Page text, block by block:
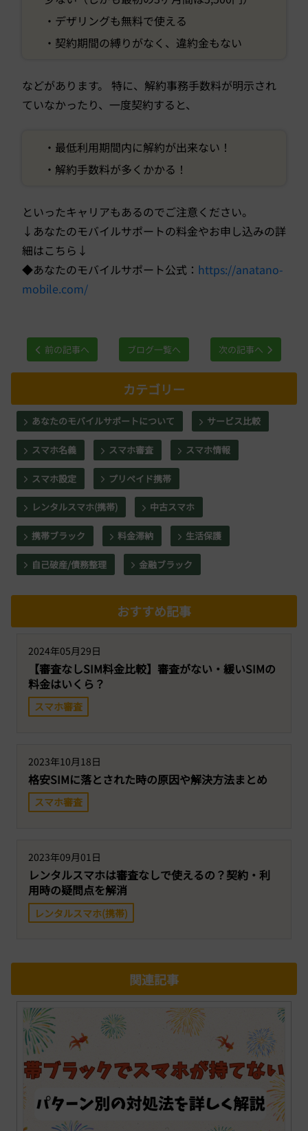
・デザリングも無料で使える
・契約期間の縛りがなく、違約金もない
などがあります。 特に、解約事務手数料が明示され
ていなかったり、一度契約すると、
・最低利用期間内に解約が出来ない！
・解約手数料が多くかかる！
といったキャリアもあるのでご注意ください。
↓あなたのモバイルサポートの料金やお申し込みの詳
細はこちら↓
◆あなたのモバイルサポート公式： https://anatano-
mobile.com/
前の記事へ ブログ一覧へ 次の記事へ
カテゴリー
あなたのモバイルサポートについて サービス比較
スマホ名義 スマホ審査 スマホ情報
スマホ設定 プリペイド携帯
レンタルスマホ(携帯) 中古スマホ
携帯ブラック 料金滞納 生活保護
自己破産/債務整理 金融ブラック
おすすめ記事
2024年05月29日
【審査なしSIM料金比較】審査がない・緩いSIMの
料金はいくら？
スマホ審査
2023年10月18日
格安SIMに落とされた時の原因や解決方法まとめ
スマホ審査
2023年09月01日
レンタルスマホは審査なしで使えるの？契約・利
用時の疑問点を解消
レンタルスマホ(携帯)
関連記事